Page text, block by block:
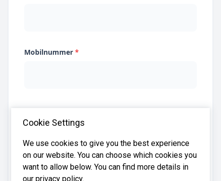
Mobilnummer *
opplysningene mine og dele dem med relevante
regnskapsfører
Cookie Settings
We use cookies to give you the best experience
on our website. You can choose which cookies you
want to allow below. You can find more details in
our privacy policy.